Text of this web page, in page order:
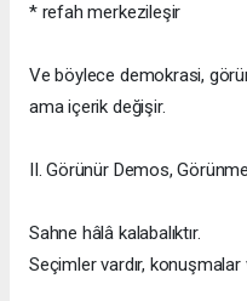
* refah merkezileşir
Ve böylece demokrasi,
ama içerik değişir.
II. Görünür Demos,
Sahne hâlâ kalabalıktır.
Seçimler vardır, konuşmalar